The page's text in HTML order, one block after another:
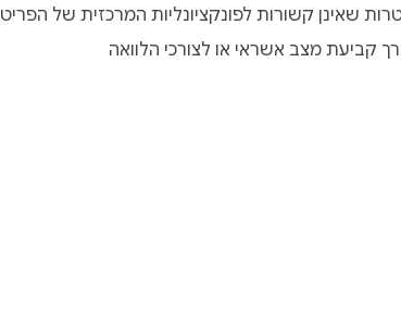
שאינן קשורות לפונקציונליות המרכזית של הפריט
קביעת מצב אשראי או לצורכי הלוואה